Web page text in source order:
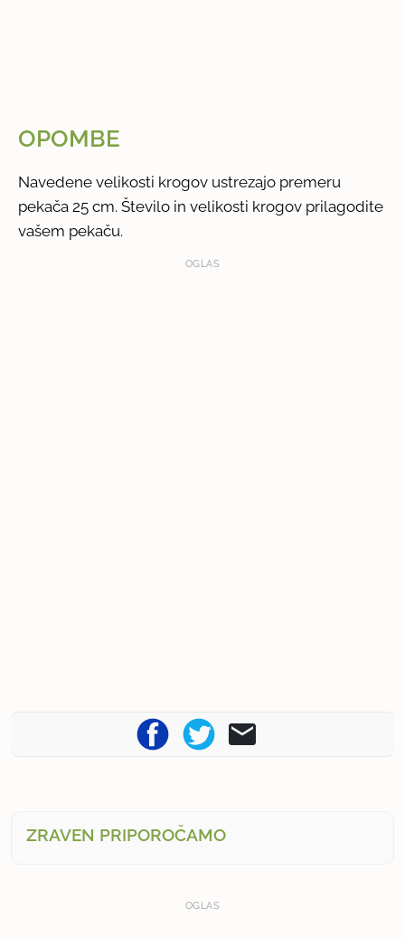
OPOMBE
Navedene velikosti krogov ustrezajo premeru
pekača 25 cm. Število in velikosti krogov prilagodite
vašem pekaču.
OGLAS
ZRAVEN PRIPOROČAMO
OGLAS